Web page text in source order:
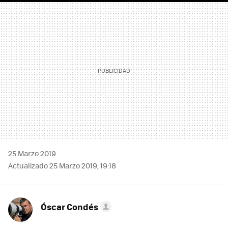
MAIL
25 Marzo 2019
Actualizado 25 Marzo 2019, 19:18
Óscar Condés